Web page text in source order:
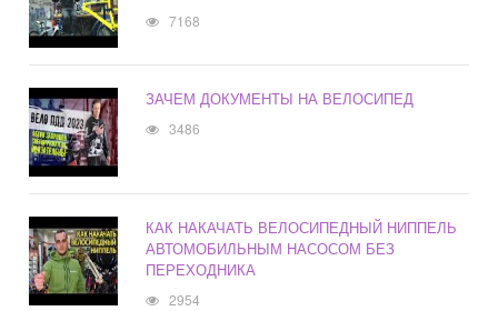
7168
ЗАЧЕМ ДОКУМЕНТЫ НА ВЕЛОСИПЕД
3486
КАК НАКАЧАТЬ ВЕЛОСИПЕДНЫЙ НИППЕЛЬ
АВТОМОБИЛЬНЫМ НАСОСОМ БЕЗ
ПЕРЕХОДНИКА
2954